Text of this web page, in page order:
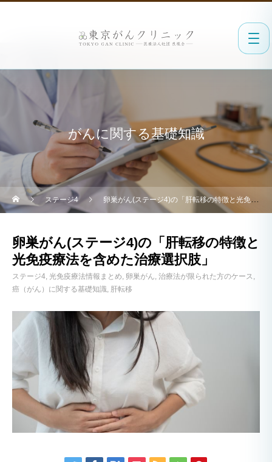
がんに関する基礎知識
ステージ4 卵巣がん(ステージ4)の「肝転移の特徴と光免疫療法を含めた治療選択肢」
卵巣がん(ステージ4)の「肝転移の特徴と
光免疫療法を含めた治療選択肢」
ステージ4 光免疫療法情報まとめ 卵巣がん 治療法が限られた方のケース
癌（がん）に関する基礎知識 肝転移